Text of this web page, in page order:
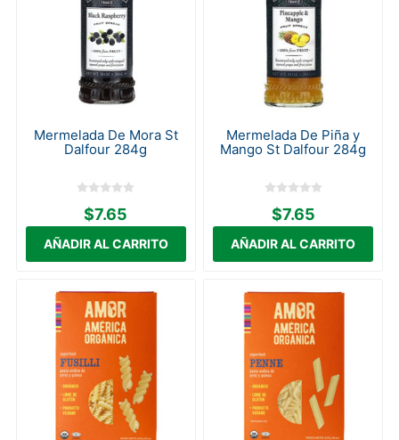
Mermelada De Mora St
Dalfour 284g
$7.65
Mermelada De Piña y
Mango St Dalfour 284g
$7.65